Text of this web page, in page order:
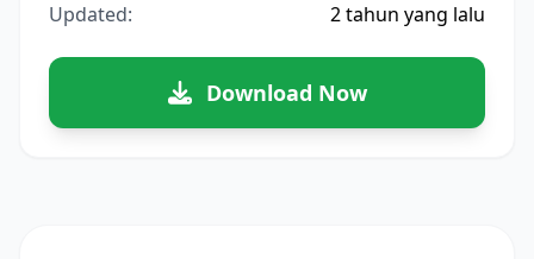
Updated: 2 tahun yang lalu
Download Now